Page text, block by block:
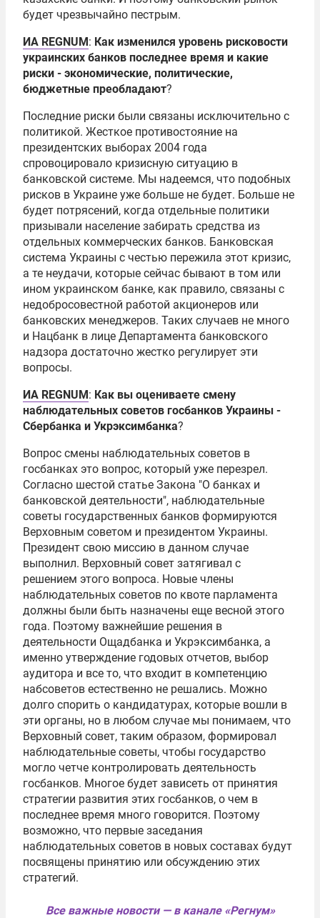
будет чрезвычайно пестрым.
ИА REGNUM: Как изменился уровень рисковости
украинских банков последнее время и какие
риски - экономические, политические,
бюджетные преобладают?
Последние риски были связаны исключительно с
политикой. Жесткое противостояние на
президентских выборах 2004 года
спровоцировало кризисную ситуацию в
банковской системе. Мы надеемся, что подобных
рисков в Украине уже больше не будет. Больше не
будет потрясений, когда отдельные политики
призывали население забирать средства из
отдельных коммерческих банков. Банковская
система Украины с честью пережила этот кризис,
а те неудачи, которые сейчас бывают в том или
ином украинском банке, как правило, связаны с
недобросовестной работой акционеров или
банковских менеджеров. Таких случаев не много
и Нацбанк в лице Департамента банковского
надзора достаточно жестко регулирует эти
вопросы.
ИА REGNUM: Как вы оцениваете смену
наблюдательных советов госбанков Украины -
Сбербанка и Укрэксимбанка?
Вопрос смены наблюдательных советов в
госбанках это вопрос, который уже перезрел.
Согласно шестой статье Закона "О банках и
банковской деятельности", наблюдательные
советы государственных банков формируются
Верховным советом и президентом Украины.
Президент свою миссию в данном случае
выполнил. Верховный совет затягивал с
решением этого вопроса. Новые члены
наблюдательных советов по квоте парламента
должны были быть назначены еще весной этого
года. Поэтому важнейшие решения в
деятельности Ощадбанка и Укрэксимбанка, а
именно утверждение годовых отчетов, выбор
аудитора и все то, что входит в компетенцию
набсоветов естественно не решались. Можно
долго спорить о кандидатурах, которые вошли в
эти органы, но в любом случае мы понимаем, что
Верховный совет, таким образом, формировал
наблюдательные советы, чтобы государство
могло четче контролировать деятельность
госбанков. Многое будет зависеть от принятия
стратегии развития этих госбанков, о чем в
последнее время много говорится. Поэтому
возможно, что первые заседания
наблюдательных советов в новых составах будут
посвящены принятию или обсуждению этих
стратегий.
Все важные новости — в канале «Регнум»